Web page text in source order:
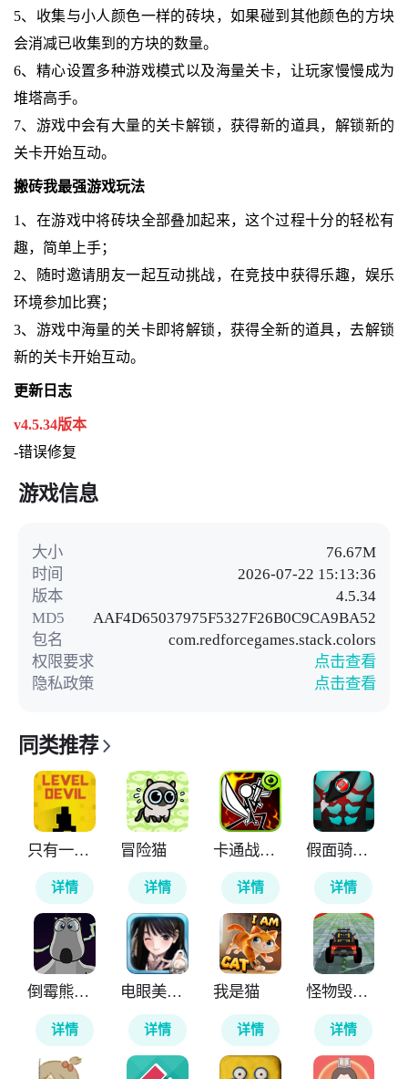
5、收集与小人颜色一样的砖块，如果碰到其他颜色的方块
会消减已收集到的方块的数量。
6、精心设置多种游戏模式以及海量关卡，让玩家慢慢成为
堆塔高手。
7、游戏中会有大量的关卡解锁，获得新的道具，解锁新的
关卡开始互动。
搬砖我最强游戏玩法
1、在游戏中将砖块全部叠加起来，这个过程十分的轻松有
趣，简单上手；
2、随时邀请朋友一起互动挑战，在竞技中获得乐趣，娱乐
环境参加比赛；
3、游戏中海量的关卡即将解锁，获得全新的道具，去解锁
新的关卡开始互动。
更新日志
v4.5.34版本
-错误修复
游戏信息
大小
76.67M
时间
2026-07-22 15:13:36
版本
4.5.34
MD5
AAF4D65037975F5327F26B0C9CA9BA52
包名
com.redforcegames.stack.colors
权限要求
点击查看
隐私政策
点击查看
同类推荐
只有一道门
详情
冒险猫
详情
卡通战争剑灵
详情
假面骑士ZZZ变身腰带模拟器
详情
倒霉熊逃离房间
详情
电眼美少女
详情
我是猫
详情
怪物毁灭车祸
详情